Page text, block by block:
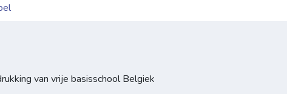
van vrije basisschool Belgiek